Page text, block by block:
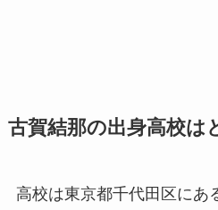
古賀結那の出身高校は
高校は東京都千代田区にあ